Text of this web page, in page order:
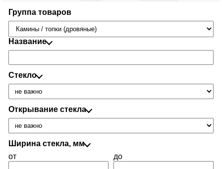
Группа товаров
Название
Стекло
Открывание стекла
Ширина стекла, мм
от
до